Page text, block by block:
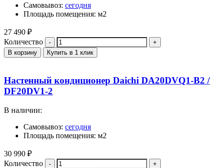
Самовывоз: сегодня
Площадь помещения: м2
27 490 ₽
Количество
В корзину Купить в 1 клик
Настенный кондиционер Daichi DA20DVQ1-B2 /
DF20DV1-2
В наличии:
Самовывоз: сегодня
Площадь помещения: м2
30 990 ₽
Количество